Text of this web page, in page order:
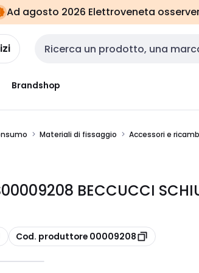
Ad agosto 2026 Elettroveneta
Cerca input
Brandshop
Materiali di fissaggio Accessori e
BECCUCCI
copia
Cod. produttore 00009208